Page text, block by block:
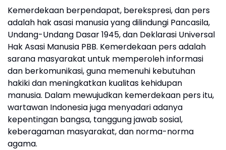
Kemerdekaan berpendapat, berekspresi, dan pers
adalah hak asasi manusia yang dilindungi Pancasila,
Undang-Undang Dasar 1945, dan Deklarasi Universal
Hak Asasi Manusia PBB. Kemerdekaan pers adalah
sarana masyarakat untuk memperoleh informasi
dan berkomunikasi, guna memenuhi kebutuhan
hakiki dan meningkatkan kualitas kehidupan
manusia. Dalam mewujudkan kemerdekaan pers itu,
wartawan Indonesia juga menyadari adanya
kepentingan bangsa, tanggung jawab sosial,
keberagaman masyarakat, dan norma-norma
agama.